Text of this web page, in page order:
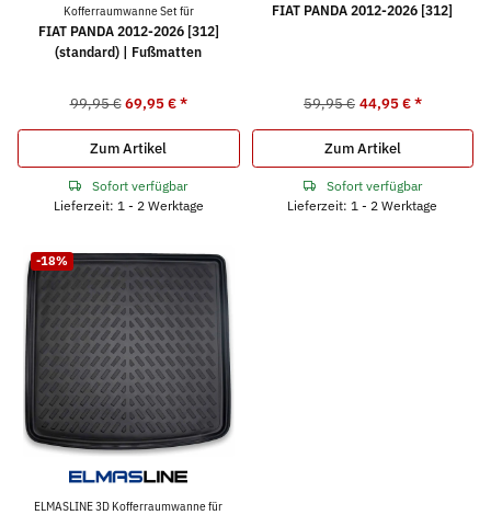
Kofferraumwanne Set für
FIAT PANDA 2012-2026 [312]
(standard) | Fußmatten
99,95 € 69,95 €*
Zum Artikel
Sofort verfügbar
Lieferzeit: 1 - 2 Werktage
FIAT PANDA 2012-2026 [312]
59,95 € 44,95 €*
Zum Artikel
Sofort verfügbar
Lieferzeit: 1 - 2 Werktage
-18%
ELMASLINE 3D Kofferraumwanne für